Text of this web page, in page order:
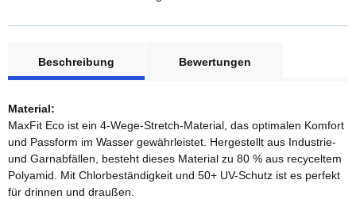
Beschreibung
Bewertungen
Material:
MaxFit Eco ist ein 4-Wege-Stretch-Material, das optimalen Komfort
und Passform im Wasser gewährleistet. Hergestellt aus Industrie-
und Garnabfällen, besteht dieses Material zu 80 % aus recyceltem
Polyamid. Mit Chlorbeständigkeit und 50+ UV-Schutz ist es perfekt
für drinnen und draußen.